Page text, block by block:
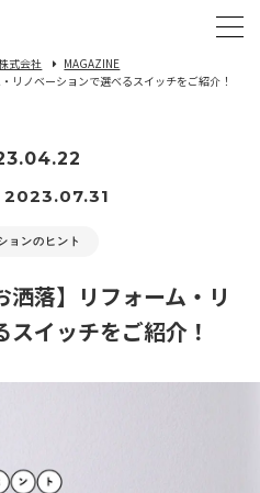
式会社
MAGAZINE
リノベーションで選べるスイッチをご紹介！
2023.07.31
ョンのヒント
洒落】リフォーム・リ
イッチをご紹介！